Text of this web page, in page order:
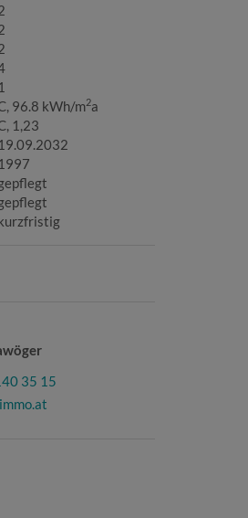
1
96.8 kWh/m2a
1,23
19.09.2032
1997
35 15